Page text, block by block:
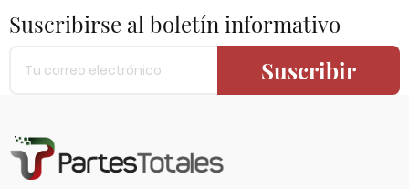
Suscribirse al boletín informativo
Suscribir